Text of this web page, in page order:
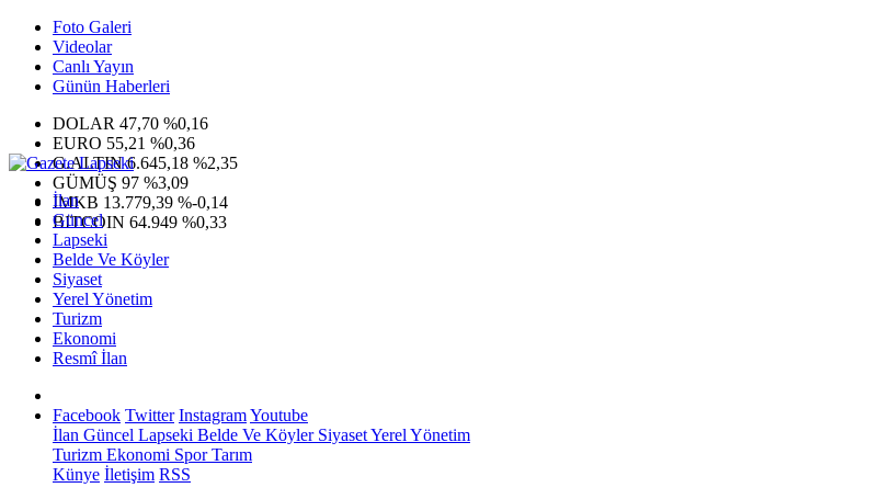
Foto Galeri
Videolar
Canlı Yayın
Günün Haberleri
DOLAR 47,70 %0,16
EURO 55,21 %0,36
G.ALTIN6.645,18 %2,35
GÜMÜŞ 97 %3,09
IMKB 13.779,39 %-0,14
BITCOIN 64.949 %0,33
İlan
Güncel
Lapseki
Belde Ve Köyler
Siyaset
Yerel Yönetim
Turizm
Ekonomi
Resmî İlan
Facebook Twitter InstagramYoutube
İlan Güncel Lapseki Belde Ve KöylerSiyasetYerel Yönetim
Turizm Ekonomi SporTarım
Künye İletişim RSS